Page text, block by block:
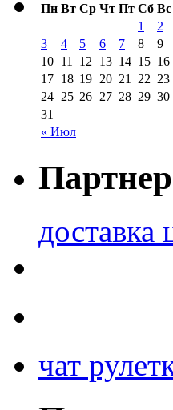
Пн Вт Ср Чт Пт Сб Вс
« Июл
1
2
3
4 5 6 7 8
9
10 11 12 13 14 15 16
17 18 19 20 21 22 23
24 25 26 27 28 29 30
31
доставка
чат